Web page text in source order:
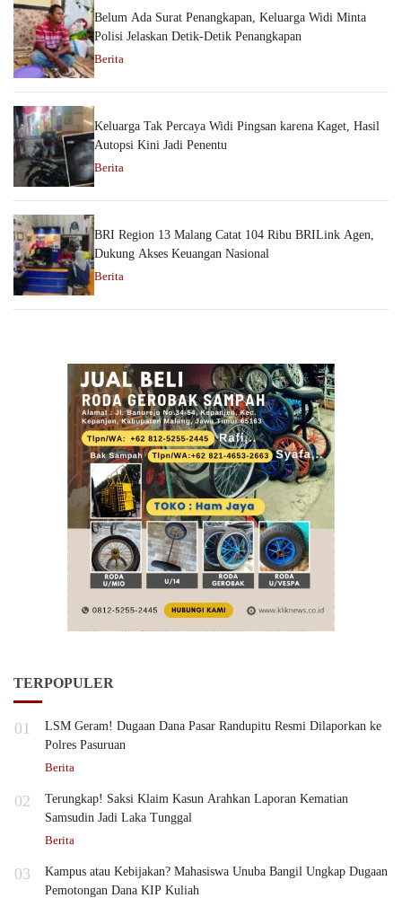
Belum Ada Surat Penangkapan, Keluarga Widi Minta
Polisi Jelaskan Detik-Detik Penangkapan
Berita
Keluarga Tak Percaya Widi Pingsan karena Kaget, Hasil
Autopsi Kini Jadi Penentu
Berita
BRI Region 13 Malang Catat 104 Ribu BRILink Agen,
Dukung Akses Keuangan Nasional
Berita
TERPOPULER
01
LSM Geram! Dugaan Dana Pasar Randupitu Resmi Dilaporkan ke
Polres Pasuruan
Berita
02
Terungkap! Saksi Klaim Kasun Arahkan Laporan Kematian
Samsudin Jadi Laka Tunggal
Berita
03
Kampus atau Kebijakan? Mahasiswa Unuba Bangil Ungkap Dugaan
Pemotongan Dana KIP Kuliah